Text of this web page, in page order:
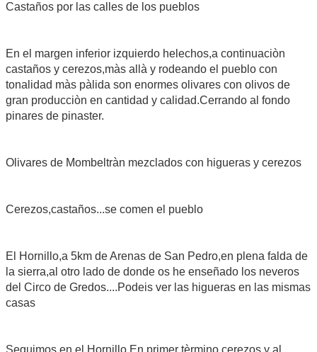
Castaños por las calles de los pueblos
En el margen inferior izquierdo helechos,a continuaciòn
castaños y cerezos,màs allà y rodeando el pueblo con
tonalidad màs pàlida son enormes olivares con olivos de
gran producciòn en cantidad y calidad.Cerrando al fondo
pinares de pinaster.
Olivares de Mombeltràn mezclados con higueras y cerezos
Cerezos,castaños...se comen el pueblo
El Hornillo,a 5km de Arenas de San Pedro,en plena falda de
la sierra,al otro lado de donde os he enseñado los neveros
del Circo de Gredos....Podeis ver las higueras en las mismas
casas